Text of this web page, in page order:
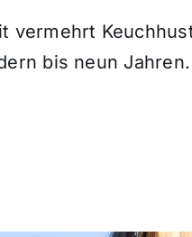
vermehrt
bis neun